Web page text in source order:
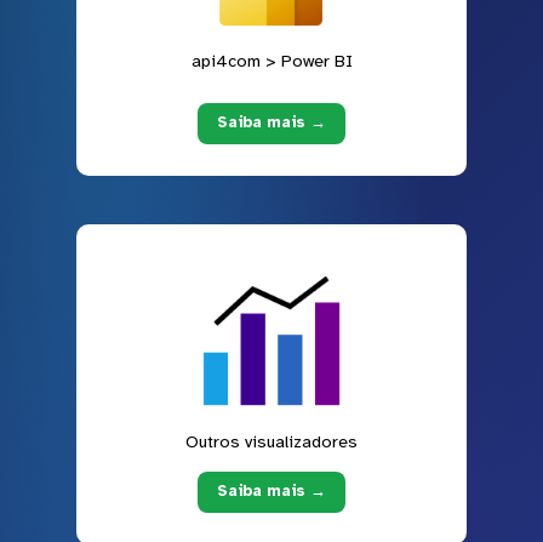
api4com > Power BI
Saiba mais →
Outros visualizadores
Saiba mais →